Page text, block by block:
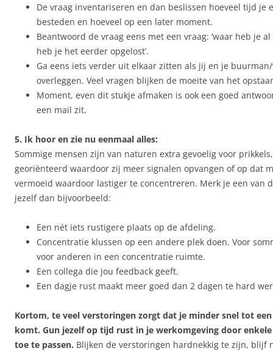
De vraag inventariseren en dan beslissen hoeveel tijd je
besteden en hoeveel op een later moment.
Beantwoord de vraag eens met een vraag: ‘waar heb je al
heb je het eerder opgelost’.
Ga eens iets verder uit elkaar zitten als jij en je
overleggen. Veel vragen blijken de moeite van het
Moment, even dit stukje afmaken is ook een goed
een mail zit.
5. Ik hoor en zie nu eenmaal alles:
Sommige mensen zijn van naturen extra gevoelig voor
georiënteerd waardoor zij meer signalen opvangen of op dat
vermoeid waardoor lastiger te concentreren. Merk je een van
jezelf dan bijvoorbeeld:
Een nét iets rustigere plaats op de afdeling.
Concentratie klussen op een andere plek doen. Voor
voor anderen in een concentratie ruimte.
Een collega die jou feedback geeft.
Een dagje rust maakt meer goed dan 2 dagen te hard
Kortom, te veel verstoringen zorgt dat je minder snel tot
komt. Gun jezelf op tijd rust in je werkomgeving door
toe te passen. Blijken de verstoringen hardnekkig te zijn, blijf